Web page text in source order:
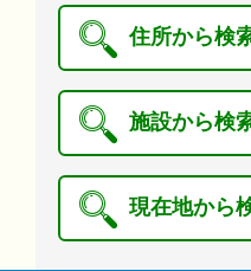
住所から検
施設から検
現在地から